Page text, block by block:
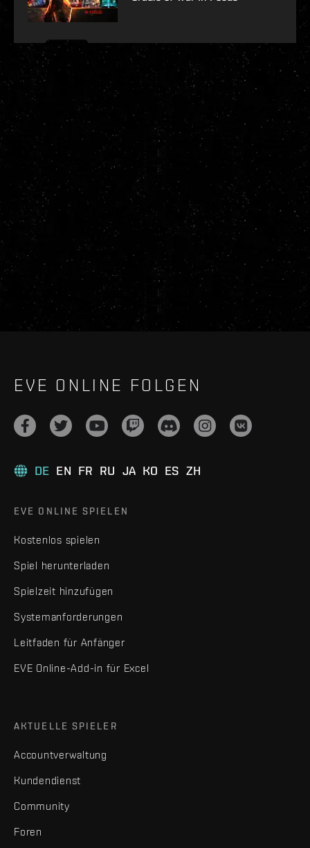
EVE ONLINE FOLGEN
DE EN FR RU JA KO ES ZH
EVE ONLINE SPIELEN
Kostenlos spielen
Spiel herunterladen
Spielzeit hinzufügen
Systemanforderungen
Leitfaden für Anfänger
EVE Online-Add-in für Excel
AKTUELLE SPIELER
Accountverwaltung
Kundendienst
Community
Foren